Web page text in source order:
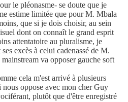
le pléonasme- se doute que je
estime limitée que pour M. Mbala
que si je dois choisir, au sein
dont on connaît le grand esprit
attentatoire au pluralisme, je
excès à celui cadenassé de M.
va opposer gauche soft
cela m'est arrivé à plusieurs
nous oppose avec mon cher Guy
plutôt que d'être enregistré